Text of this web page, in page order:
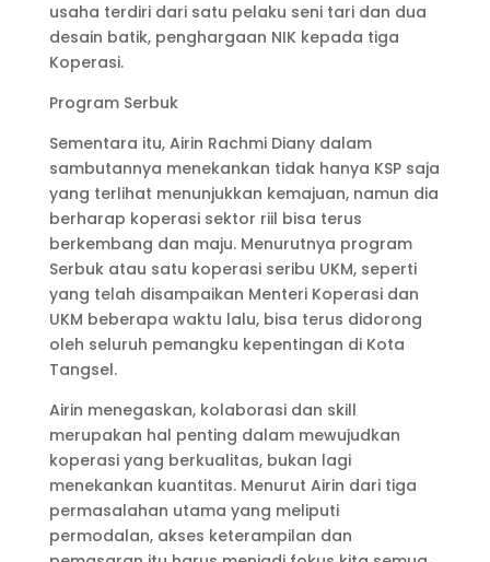
usaha terdiri dari satu pelaku seni tari dan dua
desain batik, penghargaan NIK kepada tiga
Koperasi.
Program Serbuk
Sementara itu, Airin Rachmi Diany dalam
sambutannya menekankan tidak hanya KSP saja
yang terlihat menunjukkan kemajuan, namun dia
berharap koperasi sektor riil bisa terus
berkembang dan maju. Menurutnya program
Serbuk atau satu koperasi seribu UKM, seperti
yang telah disampaikan Menteri Koperasi dan
UKM beberapa waktu lalu, bisa terus didorong
oleh seluruh pemangku kepentingan di Kota
Tangsel.
Airin menegaskan, kolaborasi dan skill
merupakan hal penting dalam mewujudkan
koperasi yang berkualitas, bukan lagi
menekankan kuantitas. Menurut Airin dari tiga
permasalahan utama yang meliputi
permodalan, akses keterampilan dan